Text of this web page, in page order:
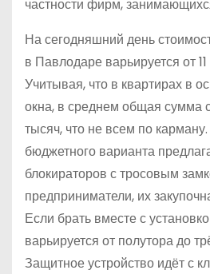
частности фирм,
На сегодняшний день
в Павлодаре варьируется от
Учитывая, что в квартирах в
окна, в среднем общая сумма
тысяч, что не всем по
бюджетного варианта
блокираторов с тросовым
предприниматели, их
Если брать вместе с
варьируется от полутора до
Защитное устройство идёт с